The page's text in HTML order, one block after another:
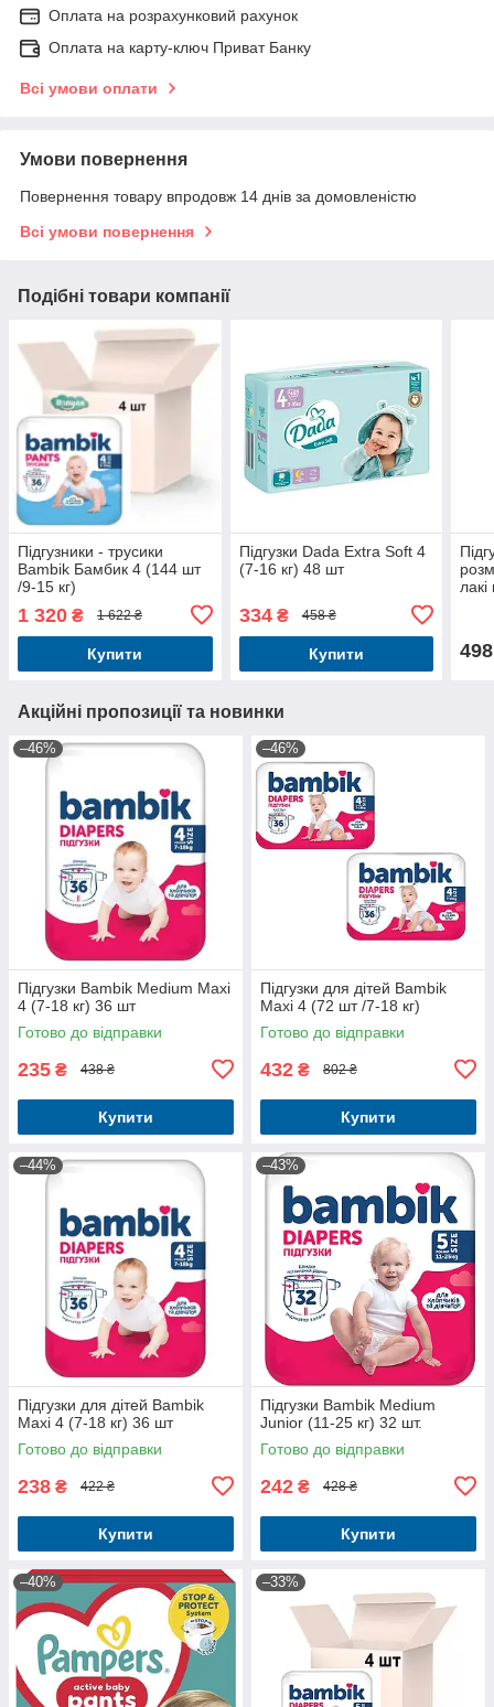
Оплата на розрахунковий рахунок
Оплата на карту-ключ Приват Банку
Всі умови оплати
Умови повернення
Повернення товару впродовж 14 днів за домовленістю
Всі умови повернення
Подібні товари компанії
Підгузники - трусики
Bambik Бамбик 4 (144 шт
/9-15 кг)
1 320 ₴ 1 622 ₴
Купити
Підгузки Dada Extra Soft 4
(7-16 кг) 48 шт
334₴ 458 ₴
Купити
лакі
498
Акційні пропозиції та новинки
–46%
Підгузки Bambik Medium Maxi
4 (7-18 кг) 36 шт
Готово до відправки
235 ₴ 438 ₴
Купити
–46%
Підгузки для дітей Bambik
Maxi 4 (72 шт /7-18 кг)
Готово до відправки
432 ₴ 802 ₴
Купити
–44%
Підгузки для дітей Bambik
Maxi 4 (7-18 кг) 36 шт
Готово до відправки
238 ₴ 422 ₴
Купити
–43%
Підгузки Bambik Medium
Junior (11-25 кг) 32 шт.
Готово до відправки
242 ₴ 428 ₴
Купити
–40% –33%